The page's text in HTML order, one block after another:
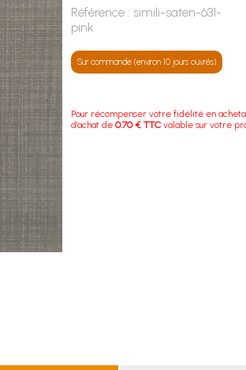
Référence : simili-saten-631-
pink
Sur commande (environ 10 jours ouvrés)
Pour récompenser votre fidélité en
d'achat de0.70 € TTC valable sur votre